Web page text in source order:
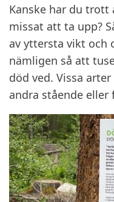
Kanske har du
missat att ta upp?
av yttersta vikt och
nämligen så att
död ved. Vissa
andra stående eller